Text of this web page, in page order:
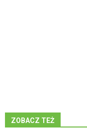
ZOBACZ TEŻ